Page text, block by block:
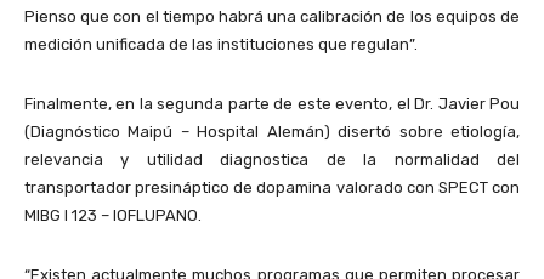
Pienso que con el tiempo habrá una calibración de los equipos de
medición unificada de las instituciones que regulan”.
Finalmente, en la segunda parte de este evento, el Dr. Javier Pou
(Diagnóstico Maipú – Hospital Alemán) disertó sobre etiología,
relevancia y utilidad diagnostica de la normalidad del
transportador presináptico de dopamina valorado con SPECT con
MIBG I 123 – IOFLUPANO.
“Existen actualmente muchos programas que permiten procesar